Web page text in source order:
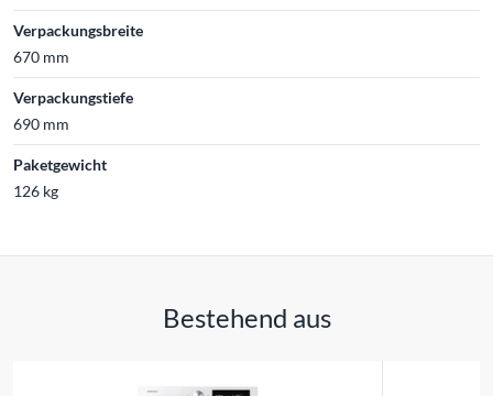
Verpackungsbreite
670 mm
Verpackungstiefe
690 mm
Paketgewicht
126 kg
Bestehend aus